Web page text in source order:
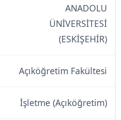
ANADOLU
ÜNİVERSİTESİ
(ESKİŞEHİR)
Açıköğretim Fakültesi
İşletme (Açıköğretim)